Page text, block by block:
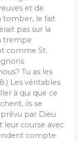
et de
tomber, le fait
pas sur la
trempe
comme St.
Tu as les
Les véritables
à qui que ce
ils se
prévu par Dieu
course avec
compte